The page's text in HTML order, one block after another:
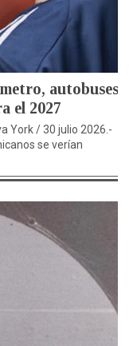
autobuses,
el 2027
York / 30 julio 2026.-
se verían